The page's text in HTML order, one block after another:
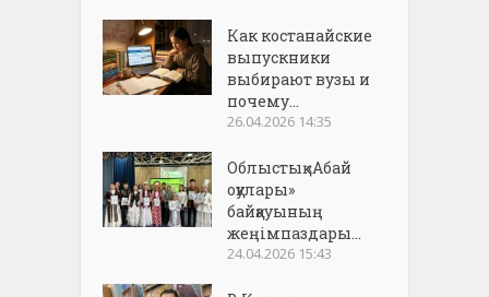
Как костанайские
выпускники
выбирают вузы и
почему...
26.04.2026 14:35
Облыстық «Абай
оқулары»
байқауының
жеңімпаздары...
24.04.2026 15:43